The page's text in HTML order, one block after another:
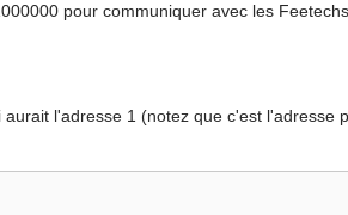
pour communiquer avec les Feetechs
l'adresse 1 (notez que c'est l'adresse